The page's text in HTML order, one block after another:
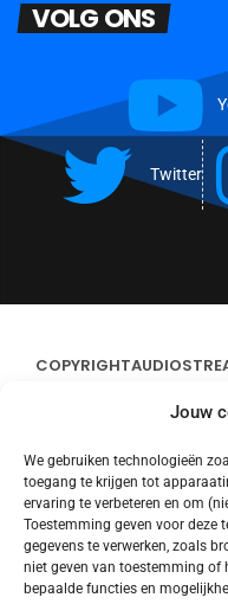
Jouw
We gebruiken technologieën
toegang te krijgen tot
ervaring te verbeteren en om
Toestemming geven voor deze
gegevens te verwerken, zoals
niet geven van toestemming of
bepaalde functies en
VOLG ONS
Twitter
COPYRIGHT
CONTACT
STREAMS